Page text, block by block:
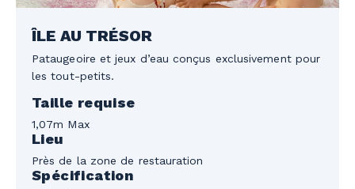
ÎLE AU TRÉSOR
Pataugeoire et jeux d’eau conçus exclusivement pour
les tout-petits.
Taille requise
1,07m Max
Lieu
Près de la zone de restauration
Spécification